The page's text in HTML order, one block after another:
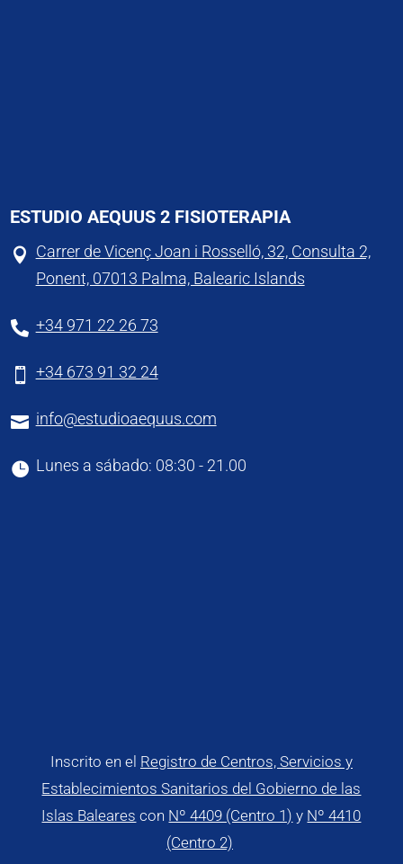
ESTUDIO AEQUUS 2 FISIOTERAPIA
 Carrer de Vicenç Joan i Rosselló, 32, Consulta 2,
Ponent, 07013 Palma, Balearic Islands
 +34 971 22 26 73
 +34 673 91 32 24
 info@estudioaequus.com
 Lunes a sábado: 08:30 - 21.00
Inscrito en el Registro de Centros, Servicios y
Establecimientos Sanitarios del Gobierno de las
Islas Baleares con Nº 4409 (Centro 1) y Nº 4410
(Centro 2)